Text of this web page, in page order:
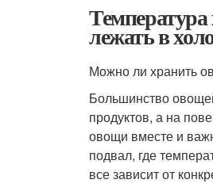
лежать в
Можно ли хранить
Большинство
продуктов, а на
овощи вместе и
подвал, где
все зависит от